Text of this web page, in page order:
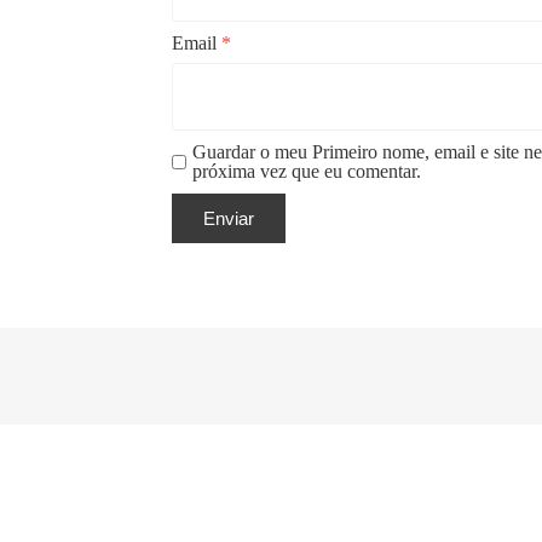
Email *
Guardar o meu Primeiro nome, email e site
próxima vez que eu comentar.